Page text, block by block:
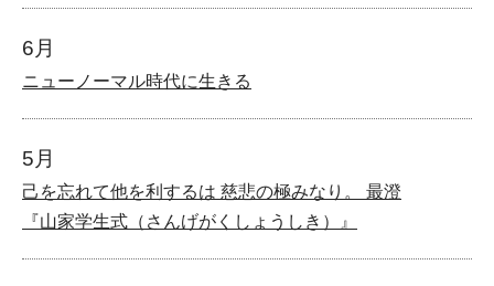
6月
ニューノーマル時代に生きる
5月
己を忘れて他を利するは 慈悲の極みなり。 最澄
『山家学生式（さんげがくしょうしき）』